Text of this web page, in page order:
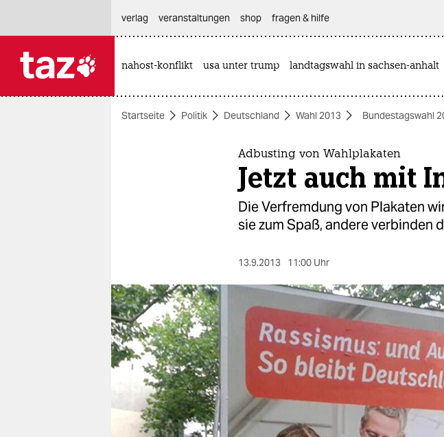
themen
berlin
nord
wahrheit
verlag
verlag
verlag
veranstaltungen shop fragen & hilfe
nahost-konflikt usa unter trump landtagswahl in sachsen-anhalt
Startseite Politik Deutschland Wahl 2013 Bundestagswahl
Adbusting von Wahlplakaten
Jetzt auch mit
Die Verfremdung von Plakaten
sie zum Spaß, andere verbinden
13.9.2013 11:00 Uhr